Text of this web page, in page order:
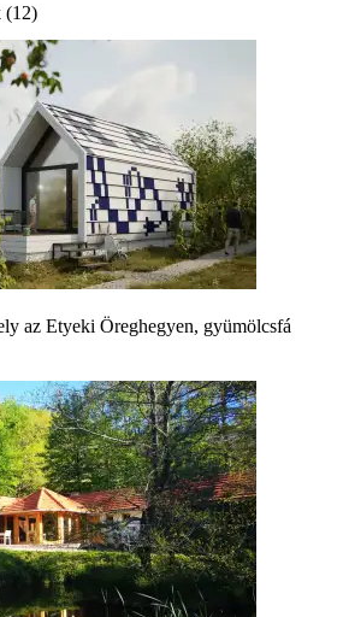
(12)
az Etyeki Öreghegyen, gyümölcsfá